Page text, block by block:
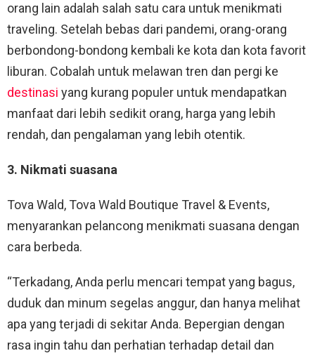
orang lain adalah salah satu cara untuk menikmati
traveling. Setelah bebas dari pandemi, orang-orang
berbondong-bondong kembali ke kota dan kota favorit
liburan. Cobalah untuk melawan tren dan pergi ke
destinasi yang kurang populer untuk mendapatkan
manfaat dari lebih sedikit orang, harga yang lebih
rendah, dan pengalaman yang lebih otentik.
3. Nikmati suasana
Tova Wald, Tova Wald Boutique Travel & Events,
menyarankan pelancong menikmati suasana dengan
cara berbeda.
“Terkadang, Anda perlu mencari tempat yang bagus,
duduk dan minum segelas anggur, dan hanya melihat
apa yang terjadi di sekitar Anda. Bepergian dengan
rasa ingin tahu dan perhatian terhadap detail dan